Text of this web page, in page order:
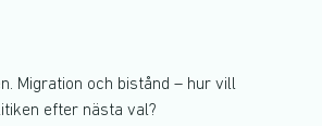
Migration och bistånd – hur vill
efter nästa val?